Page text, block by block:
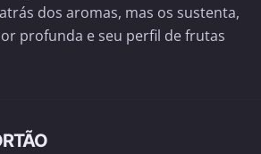
dos aromas, mas os sustenta,
profunda e seu perfil de frutas